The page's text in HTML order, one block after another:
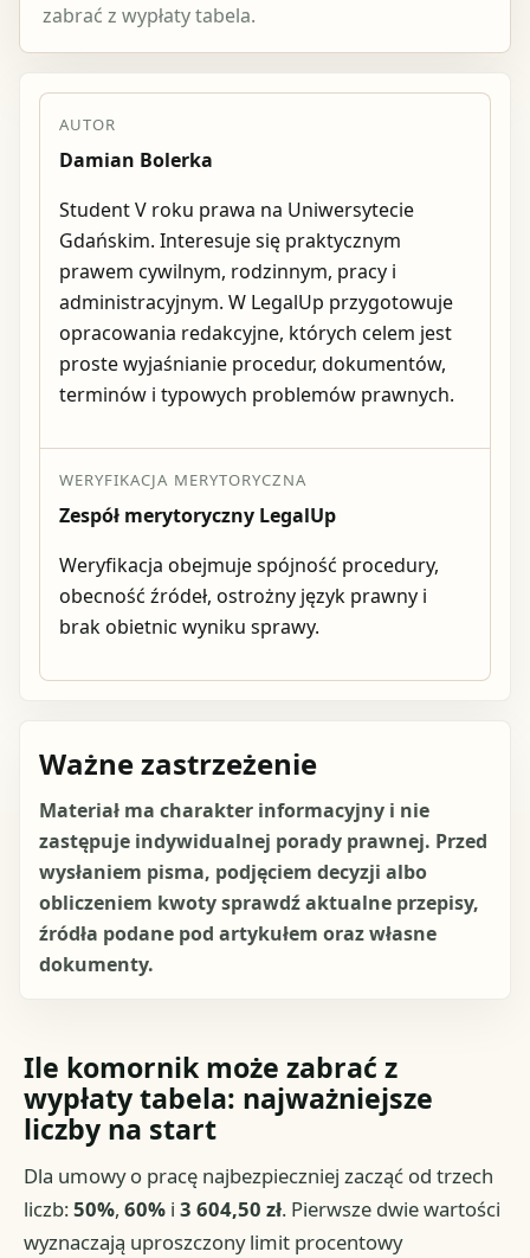
zabrać z wypłaty tabela.
AUTOR
Damian Bolerka
Student V roku prawa na Uniwersytecie
Gdańskim. Interesuje się praktycznym
prawem cywilnym, rodzinnym, pracy i
administracyjnym. W LegalUp przygotowuje
opracowania redakcyjne, których celem jest
proste wyjaśnianie procedur, dokumentów,
terminów i typowych problemów prawnych.
WERYFIKACJA MERYTORYCZNA
Zespół merytoryczny LegalUp
Weryfikacja obejmuje spójność procedury,
obecność źródeł, ostrożny język prawny i
brak obietnic wyniku sprawy.
Ważne zastrzeżenie
Materiał ma charakter informacyjny i nie
zastępuje indywidualnej porady prawnej. Przed
wysłaniem pisma, podjęciem decyzji albo
obliczeniem kwoty sprawdź aktualne przepisy,
źródła podane pod artykułem oraz własne
dokumenty.
Ile komornik może zabrać z
wypłaty tabela: najważniejsze
liczby na start
Dla umowy o pracę najbezpieczniej zacząć od trzech
liczb:50%,60% i3 604,50 zł. Pierwsze dwie wartości
wyznaczają uproszczony limit procentowy